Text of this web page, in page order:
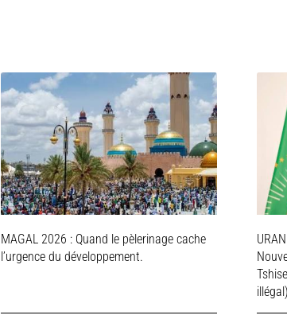
MAGAL 2026 : Quand le pèlerinage cache
l’urgence du développement.